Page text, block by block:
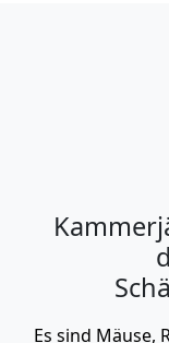
Es sind Mäuse,